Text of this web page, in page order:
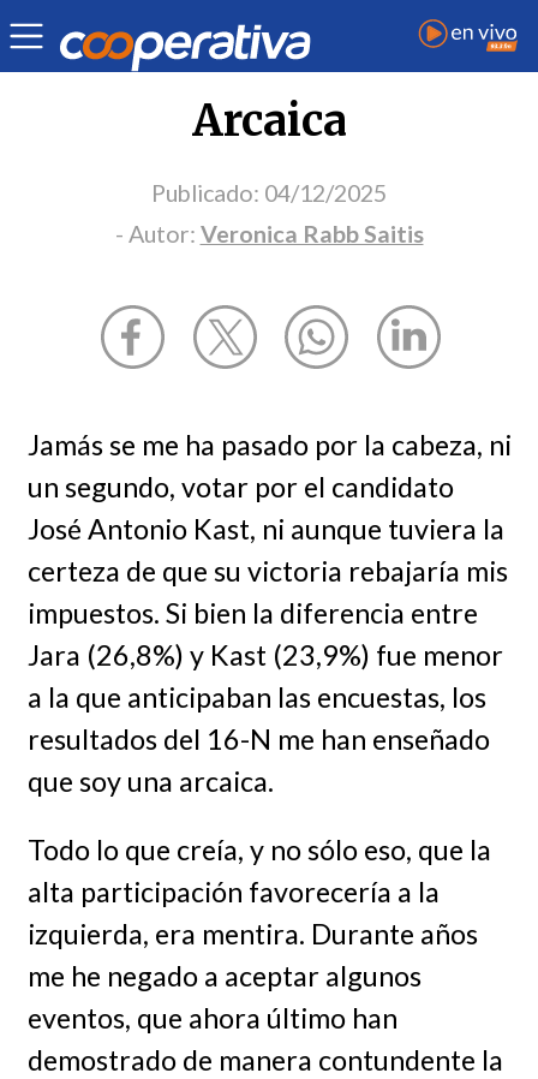
Opinión | Veronica Rabb Saitis
Arcaica
Publicado: 04/12/2025
- Autor: Veronica Rabb Saitis
Jamás se me ha pasado por la cabeza, ni
un segundo, votar por el candidato
José Antonio Kast, ni aunque tuviera la
certeza de que su victoria rebajaría mis
impuestos. Si bien la diferencia entre
Jara (26,8%) y Kast (23,9%) fue menor
a la que anticipaban las encuestas, los
resultados del 16-N me han enseñado
que soy una arcaica.
Todo lo que creía, y no sólo eso, que la
alta participación favorecería a la
izquierda, era mentira. Durante años
me he negado a aceptar algunos
eventos, que ahora último han
demostrado de manera contundente la